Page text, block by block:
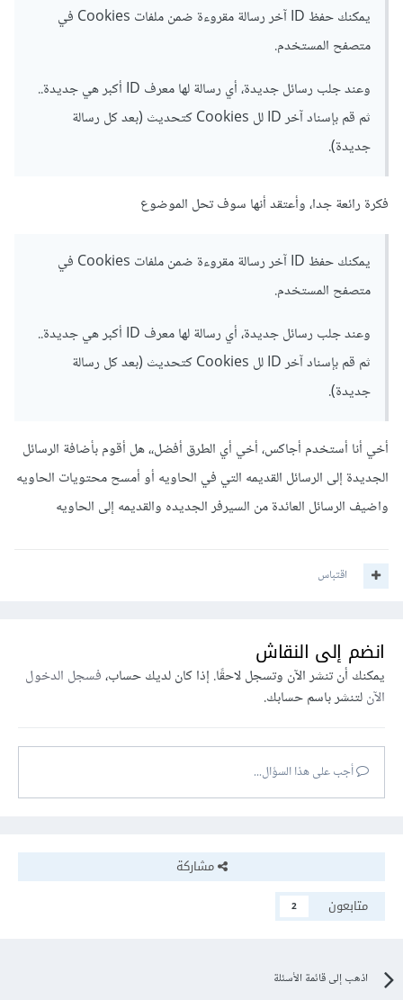
يمكنك حفظ ID آخر رسالة مقروءة ضمن ملفات Cookies في
متصفح المستخدم.
وعند جلب رسائل جديدة، أي رسالة لها معرف ID أكبر هي جديدة..
ثم قم بإسناد آخر ID لل Cookies كتحديث (بعد كل رسالة
جديدة).
فكرة رائعة جدا، وأعتقد أنها سوف تحل الموضوع
يمكنك حفظ ID آخر رسالة مقروءة ضمن ملفات Cookies في
متصفح المستخدم.
وعند جلب رسائل جديدة، أي رسالة لها معرف ID أكبر هي جديدة..
ثم قم بإسناد آخر ID لل Cookies كتحديث (بعد كل رسالة
جديدة).
أخي أنا أستخدم أجاكس، أخي أي الطرق أفضل،، هل أقوم بأضافة الرسائل
الجديدة إلى الرسائل القديمه التي في الحاويه أو أمسح محتويات الحاويه
واضيف الرسائل العائدة من السيرفر الجديده والقديمه إلى الحاويه
اقتباس
انضم إلى النقاش
يمكنك أن تنشر الآن وتسجل لاحقًا. إذا كان لديك حساب،فسجل الدخول
الآنلتنشر باسم حسابك.
أجب على هذا السؤال...
مشاركة
متابعون
2
اذهب إلى قائمة الأسئلة